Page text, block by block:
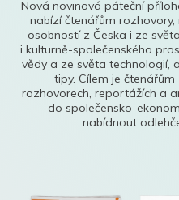
Nová novinová páteční
nabízí čtenářům
osobností z Česka i ze
i kulturně-společenského
vědy a ze světa technologií,
tipy. Cílem je
rozhovorech, reportážích a
do společensko-
nabídnout